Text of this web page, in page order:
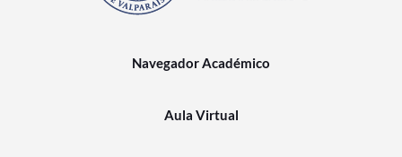
Navegador Académico
Aula Virtual